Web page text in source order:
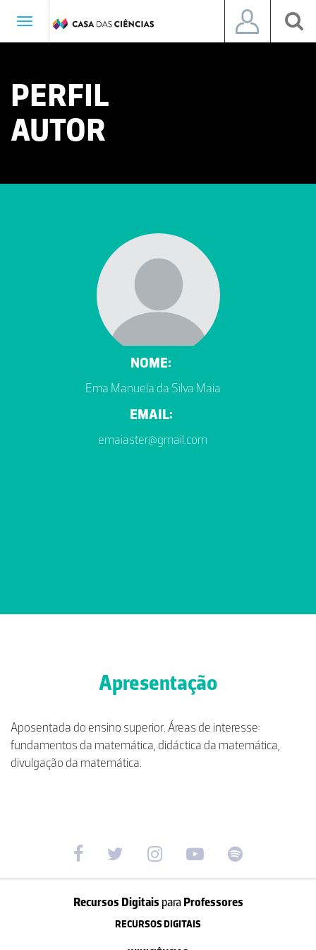
Toggle
PERFIL
AUTOR
NOME:
Ema Manuela da Silva Maia
EMAIL:
emaiaster@gmail.com
Apresentação
Aposentada do ensino superior. Áreas de interesse:
fundamentos da matemática, didáctica da matemática,
divulgação da matemática.
Recursos Digitais paraProfessores
RECURSOS DIGITAIS